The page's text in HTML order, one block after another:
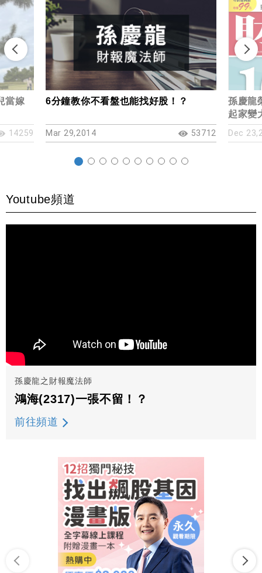
當嫁
14259
6分鐘教你不看盤也能找好股！？
Mar 29,2014 53712
孫慶龍
起家變
Dec
Youtube頻道
孫慶龍之財報魔法師
鴻海(2317)一張不留！？
前往頻道